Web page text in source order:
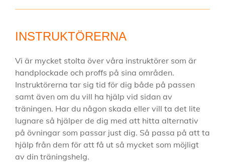
INSTRUKTÖRERNA
Vi är mycket stolta över våra instruktörer som är
handplockade och proffs på sina områden.
Instruktörerna tar sig tid för dig både på passen
samt även om du vill ha hjälp vid sidan av
träningen. Har du någon skada eller vill ta det lite
lugnare så hjälper de dig med att hitta alternativ
på övningar som passar just dig. Så passa på att ta
hjälp från dem för att få ut så mycket som möjligt
av din träningshelg.